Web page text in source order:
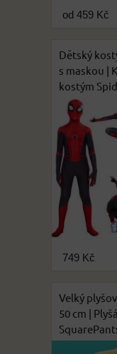
od 459 Kč
Dětský
s maskou |
kostým
749 Kč
Velký
50 cm |